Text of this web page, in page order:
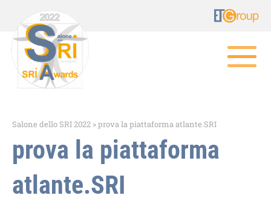
Salone dello SRI 2022 »prova la piattaforma atlante.SRI
prova la piattaforma
atlante.SRI